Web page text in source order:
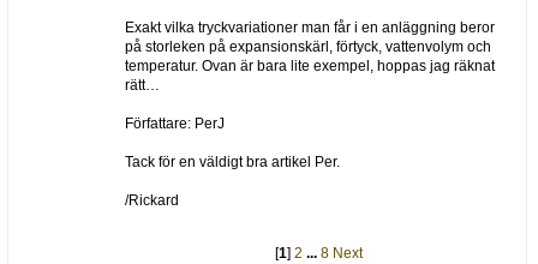
Exakt vilka tryckvariationer man får i en anläggning beror
på storleken på expansionskärl, förtyck, vattenvolym och
temperatur. Ovan är bara lite exempel, hoppas jag räknat
rätt…
Författare: PerJ
Tack för en väldigt bra artikel Per.
/Rickard
[1] 2 ... 8 Next